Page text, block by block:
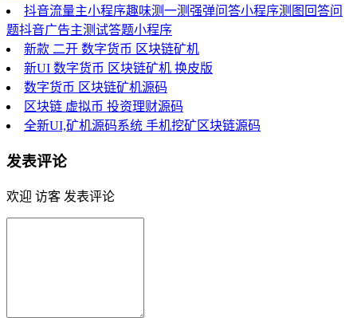
抖音流量主小程序趣味测一测强弹问答小程序测图回答问
题抖音广告主测试答题小程序
新款 二开 数字货币 区块链矿机
新UI 数字货币 区块链矿机 换皮版
数字货币 区块链矿机源码
区块链 虚拟币 投资理财源码
全新UI,矿机源码系统 手机挖矿区块链源码
发表评论
欢迎 访客 发表评论